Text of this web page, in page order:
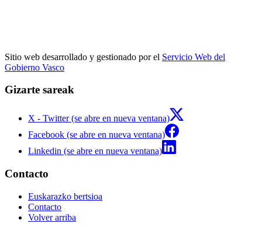
Sitio web desarrollado y gestionado por el Servicio Web del
Gobierno Vasco
Gizarte sareak
X - Twitter (se abre en nueva ventana)
Facebook (se abre en nueva ventana)
Linkedin (se abre en nueva ventana)
Contacto
Euskarazko bertsioa
Contacto
Volver arriba